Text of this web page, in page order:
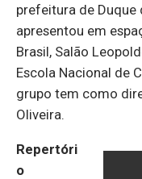
prefeitura de Duque
apresentou em
Brasil, Salão
Escola Nacional de
grupo tem como
Oliveira.
Repertóri
o